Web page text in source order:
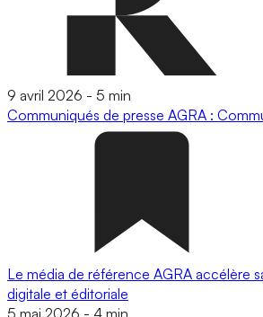
9 avril 2026 - 5 min
Communiqués de presse AGRA :
Le média de référence AGRA accélère
digitale et éditoriale
5 mai 2026 - 4 min